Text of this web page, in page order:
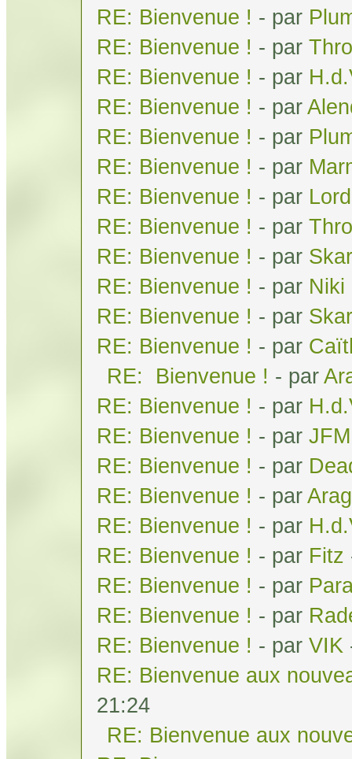
RE: Bienvenue ! - par
RE: Bienvenue ! - par
RE: Bienvenue ! - par
RE: Bienvenue ! - par
RE: Bienvenue ! - par
RE: Bienvenue ! - par
RE: Bienvenue ! - par
RE: Bienvenue ! - par
RE: Bienvenue ! - par
RE: Bienvenue ! - par Niki
RE: Bienvenue ! - par
RE: Bienvenue ! - par
RE: Bienvenue ! - par
RE: Bienvenue ! - par
RE: Bienvenue ! - par JFM
RE: Bienvenue ! - par
RE: Bienvenue ! - par
RE: Bienvenue ! - par
RE: Bienvenue ! - par Fitz
RE: Bienvenue ! - par
RE: Bienvenue ! - par
RE: Bienvenue ! - par VIK
RE: Bienvenue aux
21:24
RE: Bienvenue aux